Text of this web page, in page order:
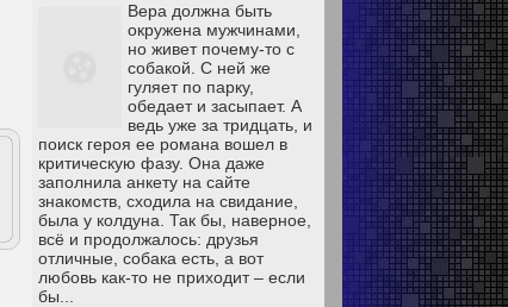
Вера должна быть
окружена мужчинами,
но живет почему-то с
собакой. С ней же
гуляет по парку,
обедает и засыпает. А
ведь уже за тридцать, и
поиск героя ее романа вошел в
критическую фазу. Она даже
заполнила анкету на сайте
знакомств, сходила на свидание,
была у колдуна. Так бы, наверное,
всё и продолжалось: друзья
отличные, собака есть, а вот
любовь как-то не приходит – если
бы...